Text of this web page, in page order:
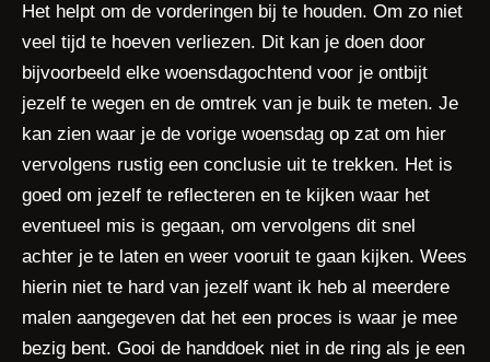
Het helpt om de vorderingen bij te houden. Om zo niet
veel tijd te hoeven verliezen. Dit kan je doen door
bijvoorbeeld elke woensdagochtend voor je ontbijt
jezelf te wegen en de omtrek van je buik te meten. Je
kan zien waar je de vorige woensdag op zat om hier
vervolgens rustig een conclusie uit te trekken. Het is
goed om jezelf te reflecteren en te kijken waar het
eventueel mis is gegaan, om vervolgens dit snel
achter je te laten en weer vooruit te gaan kijken. Wees
hierin niet te hard van jezelf want ik heb al meerdere
malen aangegeven dat het een proces is waar je mee
bezig bent. Gooi de handdoek niet in de ring als je een